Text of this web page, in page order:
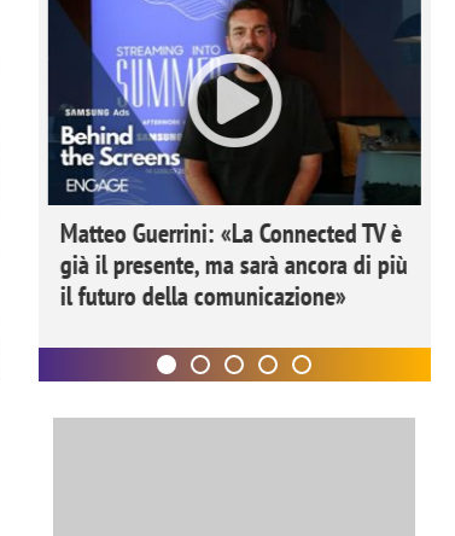
Matteo Guerrini: «La Connected TV è
già il presente, ma sarà ancora di più
il futuro della comunicazione»